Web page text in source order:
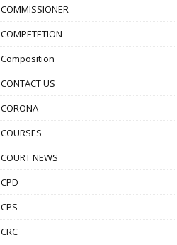
COMMISSIONER
COMPETETION
Composition
CONTACT US
CORONA
COURSES
COURT NEWS
CPD
CPS
CRC